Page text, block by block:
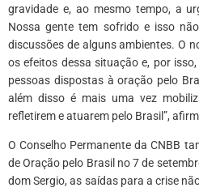
gravidade e, ao mesmo tempo, a
Nossa gente tem sofrido e isso
discussões de alguns ambientes. O
os efeitos dessa situação e, por
pessoas dispostas à oração pelo
além disso é mais uma vez
refletirem e atuarem pelo Brasil”,
O Conselho Permanente da CNBB
de Oração pelo Brasil no 7 de
dom Sergio, as saídas para a crise